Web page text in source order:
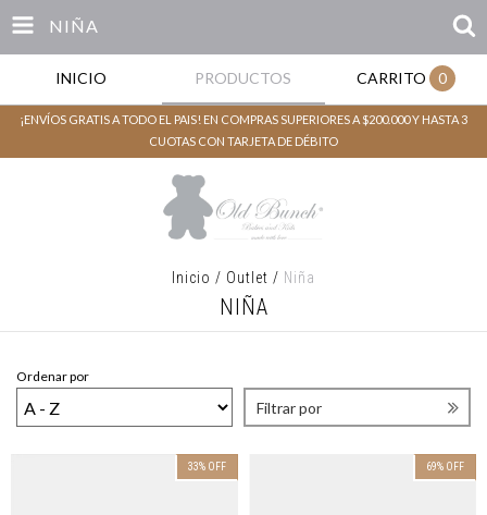
NIÑA
INICIO PRODUCTOS CARRITO 0
¡ENVÍOS GRATIS A TODO EL PAIS! EN COMPRAS SUPERIORES A $200.000 Y HASTA 3
CUOTAS CON TARJETA DE DÉBITO
Inicio / Outlet / Niña
NIÑA
Ordenar por
Filtrar por
33% OFF 69% OFF